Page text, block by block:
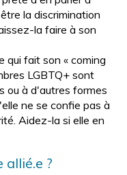
la discrimination
la faire à son
qui fait son « coming
LGBTQ+ sont
ou à d'autres formes
ne se confie pas à
Aidez-la si elle en
allié.e ?